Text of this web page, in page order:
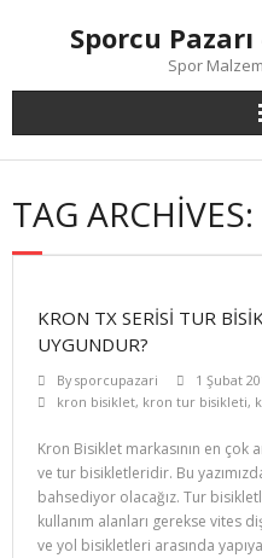
Sporcu
Spor
TAG
KRON TX SERISI TUR
UYGUNDUR?
Bysporcupazari 1 Şubat
kron bisiklet, kron tur bisikleti,
Kron Bisiklet markasının en
ve tur bisikletleridir. Bu
bahsediyor olacağız. Tur
kullanım alanları gerekse vites
ve yol bisikletleri arasında